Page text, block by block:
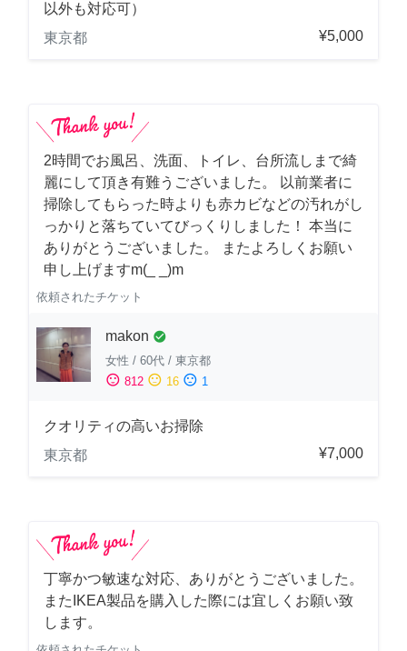
以外も対応可）
東京都
¥5,000
2時間でお風呂、洗面、トイレ、台所流しまで綺
麗にして頂き有難うございました。 以前業者に
掃除してもらった時よりも赤カビなどの汚れがし
っかりと落ちていてびっくりしました！ 本当に
ありがとうございました。 またよろしくお願い
申し上げますm(_ _)m
依頼されたチケット
makon check_circle
女性 / 60代 / 東京都
sentiment_satisfied 812 sentiment_neutral 16 sentiment_dissatisfied 1
クオリティの高いお掃除
東京都
¥7,000
丁寧かつ敏速な対応、ありがとうございました。
またIKEA製品を購入した際には宜しくお願い致
します。